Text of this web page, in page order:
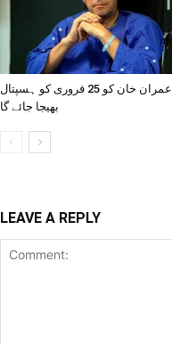
عمران خان کو 25 فروری کو ہسپتال
بھیجا جائے گا
LEAVE A REPLY